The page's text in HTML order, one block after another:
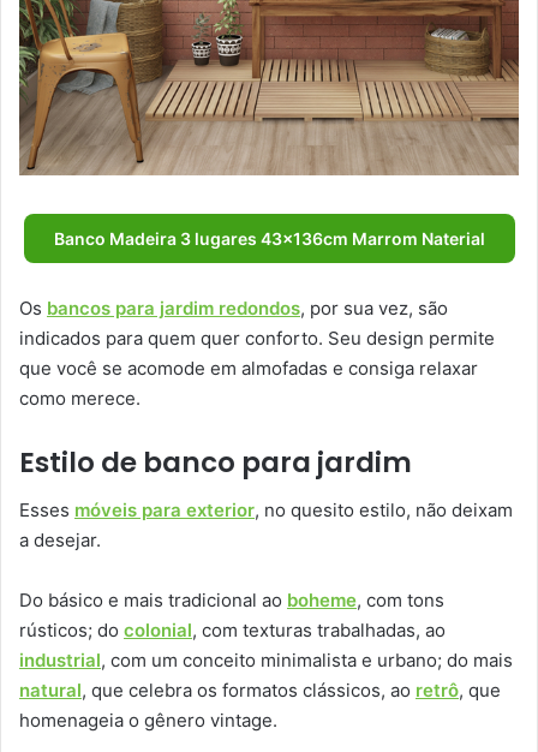
Banco Madeira 3 lugares 43x136cm Marrom Naterial
Os bancos para jardim redondos, por sua vez, são
indicados para quem quer conforto. Seu design permite
que você se acomode em almofadas e consiga relaxar
como merece.
Estilo de banco para jardim
Esses móveis para exterior, no quesito estilo, não deixam
a desejar.
Do básico e mais tradicional ao boheme, com tons
rústicos; do colonial, com texturas trabalhadas, ao
industrial, com um conceito minimalista e urbano; do mais
natural, que celebra os formatos clássicos, ao retrô, que
homenageia o gênero vintage.